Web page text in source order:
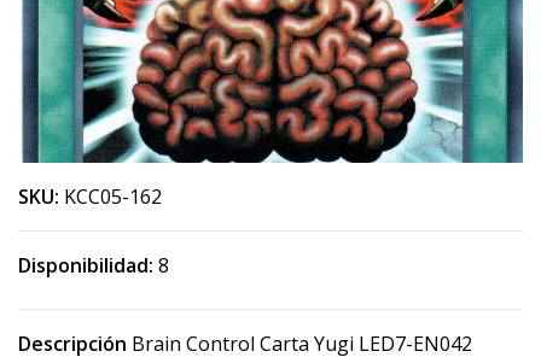
SKU: KCC05-162
Disponibilidad: 8
Descripción Brain Control Carta Yugi LED7-EN042